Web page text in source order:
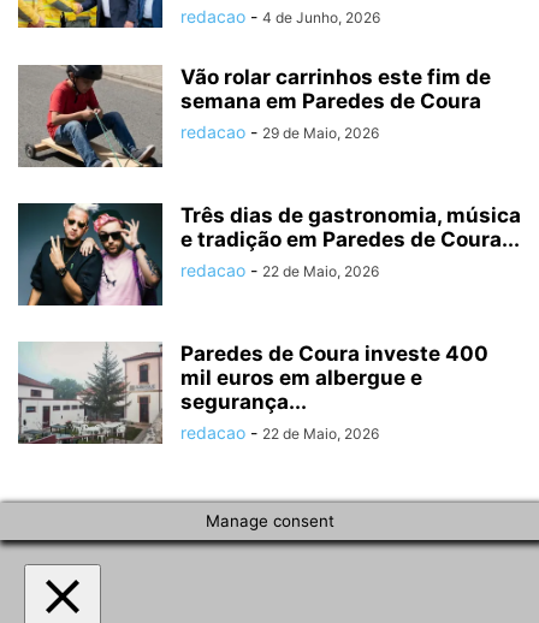
redacao - 4 de Junho, 2026
Vão rolar carrinhos este fim de
semana em Paredes de Coura
redacao - 29 de Maio, 2026
Três dias de gastronomia, música
e tradição em Paredes de Coura...
redacao - 22 de Maio, 2026
Paredes de Coura investe 400
mil euros em albergue e
segurança...
redacao - 22 de Maio, 2026
Manage consent